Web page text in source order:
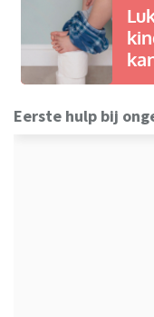
Eerste hulp bij